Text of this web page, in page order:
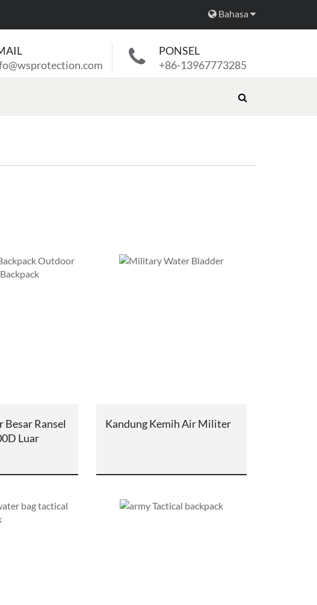
Bahasa
PONSEL
+86-13967773285
Ransel
Luar
Kandung Kemih Air Militer